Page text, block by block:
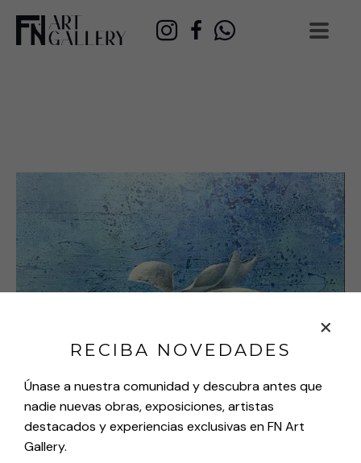
RECIBA NOVEDADES
Únase a nuestra comunidad y descubra antes que
nadie nuevas obras, exposiciones, artistas
destacados y experiencias exclusivas en FN Art
Gallery.